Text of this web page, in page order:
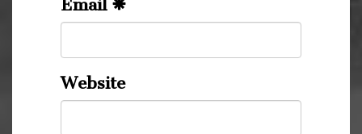
Email
Website